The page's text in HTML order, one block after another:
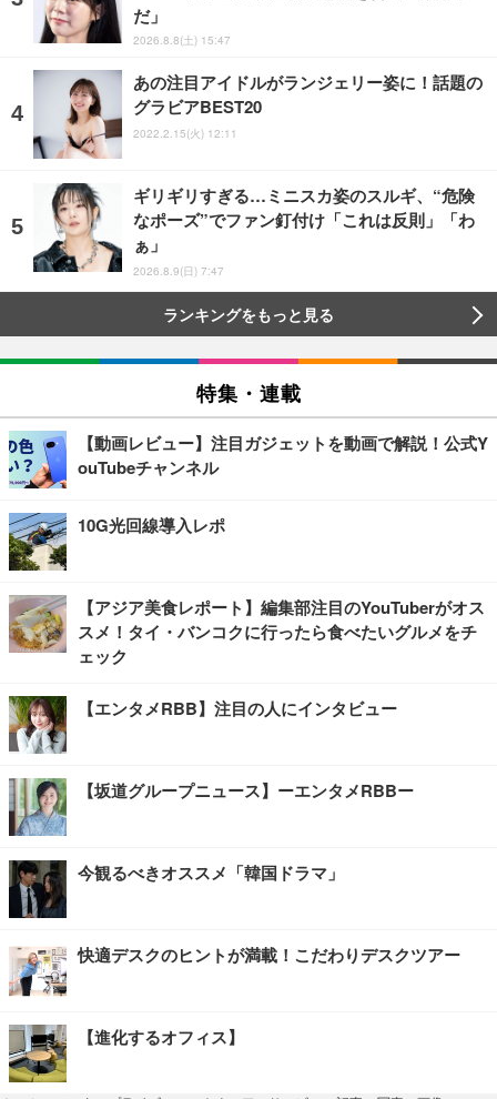
だ」
2026.8.8(土) 15:47
あの注目アイドルがランジェリー姿に！話題の
グラビアBEST20
2022.2.15(火) 12:11
ギリギリすぎる…ミニスカ姿のスルギ、“危険
なポーズ”でファン釘付け「これは反則」「わ
ぁ」
2026.8.9(日) 7:47
ランキングをもっと見る
特集・連載
【動画レビュー】注目ガジェットを動画で解説！公式Y
ouTubeチャンネル
10G光回線導入レポ
【アジア美食レポート】編集部注目のYouTuberがオス
スメ！タイ・バンコクに行ったら食べたいグルメをチ
ェック
【エンタメRBB】注目の人にインタビュー
【坂道グループニュース】ーエンタメRBBー
今観るべきオススメ「韓国ドラマ」
快適デスクのヒントが満載！こだわりデスクツアー
【進化するオフィス】